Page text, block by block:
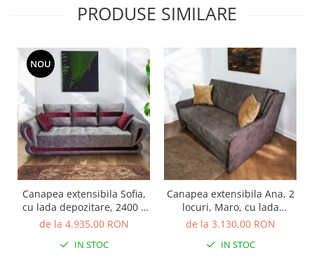
PRODUSE SIMILARE
NOU
Canapea extensibila Sofia,
cu lada depozitare, 2400 x
1000
de la 4.935,00 RON
IN STOC
Canapea extensibila Ana, 2
locuri, Maro, cu lada
depozitare, 1500 x 1100
de la 3.130,00 RON
IN STOC